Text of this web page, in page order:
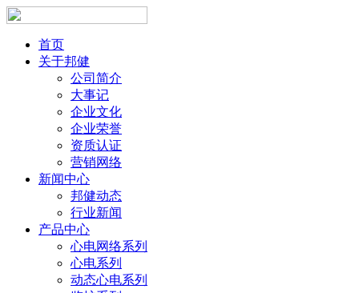
首页
关于邦健
公司简介
大事记
企业文化
企业荣誉
资质认证
营销网络
新闻中心
邦健动态
行业新闻
产品中心
心电网络系列
心电系列
动态心电系列